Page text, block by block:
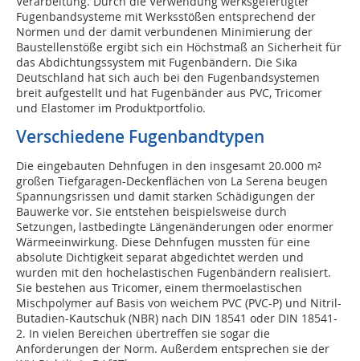
Fugenbandsysteme mit Werksstößen entsprechend der
Normen und der damit verbundenen Minimierung der
Baustellenstöße ergibt sich ein Höchstmaß an Sicherheit für
das Abdichtungssystem mit Fugenbändern. Die Sika
Deutschland hat sich auch bei den Fugenbandsystemen
breit aufgestellt und hat Fugenbänder aus PVC, Tricomer
und Elastomer im Produktportfolio.
Verschiedene Fugenbandtypen
Die eingebauten Dehnfugen in den insgesamt 20.000 m²
großen Tiefgaragen-Deckenflächen von La Serena beugen
Spannungsrissen und damit starken Schädigungen der
Bauwerke vor. Sie entstehen beispielsweise durch
Setzungen, lastbedingte Längenänderungen oder enormer
Wärmeeinwirkung. Diese Dehnfugen mussten für eine
absolute Dichtigkeit separat abgedichtet werden und
wurden mit den hochelastischen Fugenbändern realisiert.
Sie bestehen aus Tricomer, einem thermoelastischen
Mischpolymer auf Basis von weichem PVC (PVC-P) und Nitril-
Butadien-Kautschuk (NBR) nach DIN 18541 oder DIN 18541-
2. In vielen Bereichen übertreffen sie sogar die
Anforderungen der Norm. Außerdem entsprechen sie der